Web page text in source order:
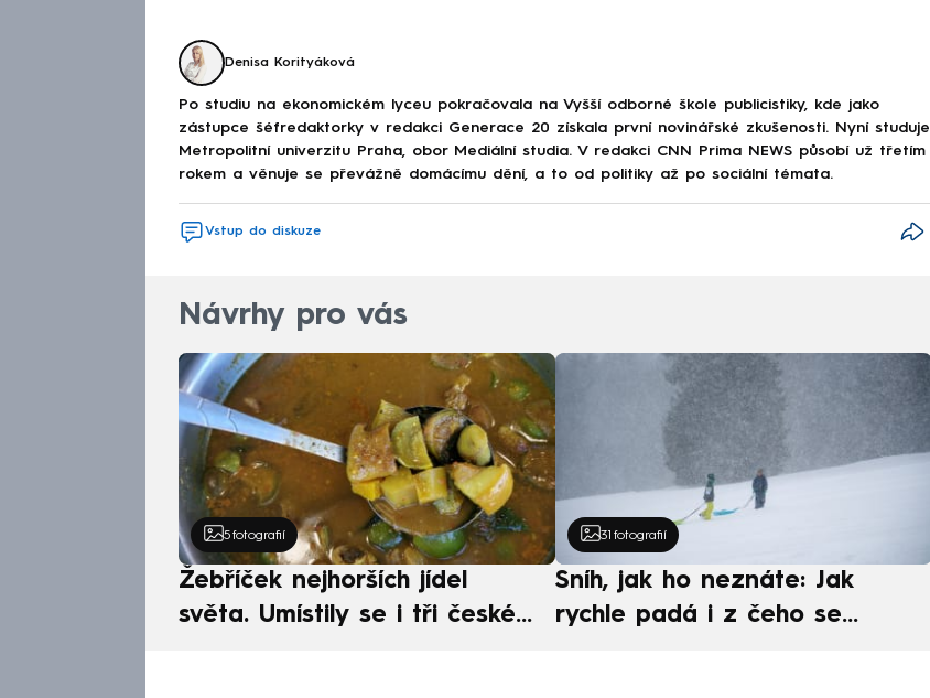
Denisa Korityáková
Po studiu na ekonomickém lyceu pokračovala na Vyšší odborné škole publicistiky, kde jako
zástupce šéfredaktorky v redakci Generace 20 získala první novinářské zkušenosti. Nyní studuje
Metropolitní univerzitu Praha, obor Mediální studia. V redakci CNN Prima NEWS působí už třetím
rokem a věnuje se převážně domácímu dění, a to od politiky až po sociální témata.
Vstup do diskuze
Návrhy pro vás
5 fotografií
Žebříček nejhorších jídel
světa. Umístily se i tři české
31 fotografií
Sníh, jak ho neznáte: Jak
rychle padá i z čeho se